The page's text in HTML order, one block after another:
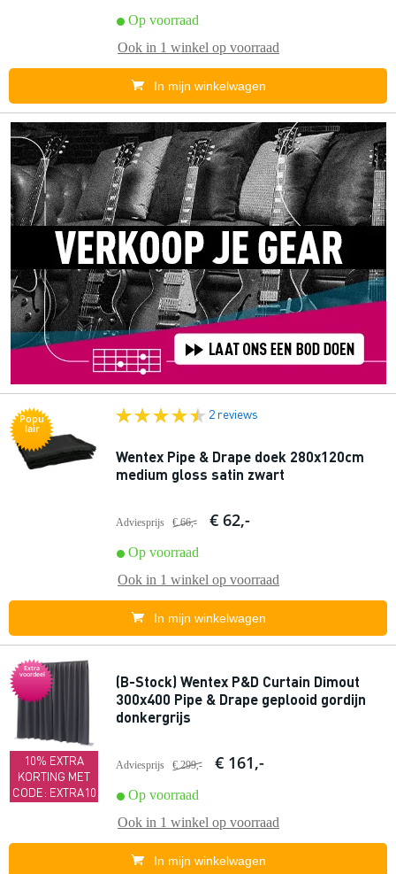
Op voorraad
Ook in 1 winkel op voorraad
In mijn winkelwagen
Popu
lair
2 reviews
Wentex Pipe & Drape doek 280x120cm
medium gloss satin zwart
Adviesprijs € 66,- € 62,-
Op voorraad
Ook in 1 winkel op voorraad
In mijn winkelwagen
Extra
voordeel
10% EXTRA
KORTING MET
CODE: EXTRA10
(B-Stock) Wentex P&D Curtain Dimout
300x400 Pipe & Drape geplooid gordijn
donkergrijs
Adviesprijs € 299,- € 161,-
Op voorraad
Ook in 1 winkel op voorraad
In mijn winkelwagen